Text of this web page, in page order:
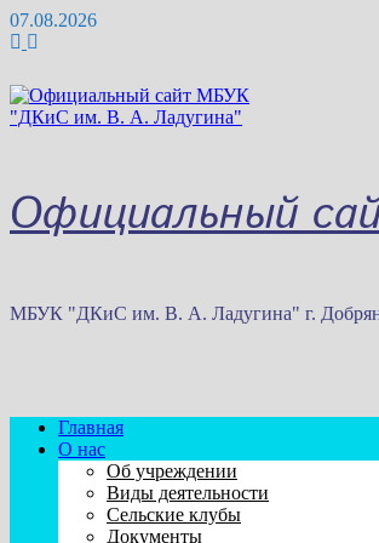
Перейти
к
07.08.2026
Официальный
МБУК "ДКиС им. В. А. Ладугина" г.
Главная
О нас
Об учреждении
Виды деятельности
Сельские клубы
Документы